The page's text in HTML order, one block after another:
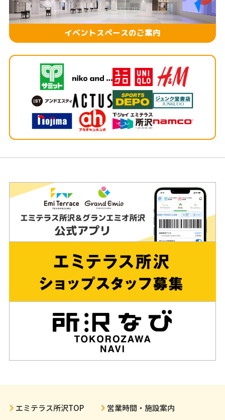
イベントスペースのご案内
エミテラス所沢TOP
営業時間・施設案内